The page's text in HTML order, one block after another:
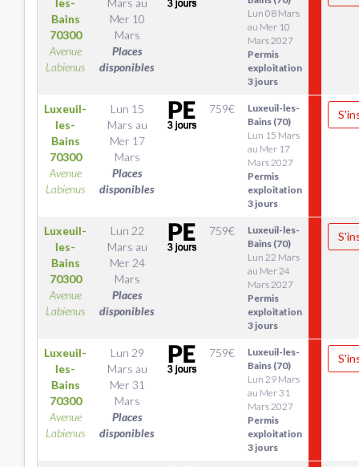
les-
Bains
70300
Avenue
Labienus
Mars au
Mer 10
Mars
Places
disponibles
Lun 08 Mars
au Mer 10
Mars 2027
Permis
exploitation
3 jours
Luxeuil-
les-
Bains
70300
Avenue
Labienus
Lun 15
Mars au
Mer 17
Mars
Places
disponibles
759€
Luxeuil-les-
Bains (70)
Lun 15 Mars
au Mer 17
Mars 2027
Permis
exploitation
3 jours
Luxeuil-
les-
Bains
70300
Avenue
Labienus
Lun 22
Mars au
Mer 24
Mars
Places
disponibles
759€
Luxeuil-les-
Bains (70)
Lun 22 Mars
au Mer 24
Mars 2027
Permis
exploitation
3 jours
Luxeuil-
les-
Bains
70300
Avenue
Labienus
Lun 29
Mars au
Mer 31
Mars
Places
disponibles
759€
Luxeuil-les-
Bains (70)
Lun 29 Mars
au Mer 31
Mars 2027
Permis
exploitation
3 jours